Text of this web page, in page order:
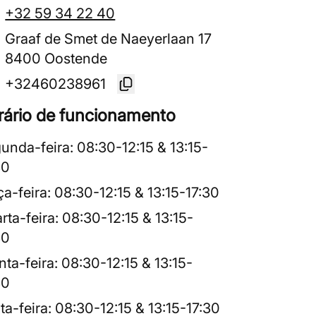
+32 59 34 22 40
Graaf de Smet de Naeyerlaan 17
8400 Oostende
+32460238961
de funcionamento
feira: 08:30-12:15 &13:15-
feira: 08:30-12:15 &13:15-17:30
feira: 08:30-12:15 &13:15-
feira: 08:30-12:15 &13:15-
feira: 08:30-12:15 &13:15-17:30